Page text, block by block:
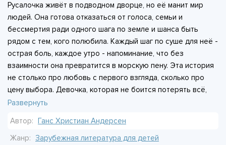
Русалочка живёт в подводном дворце, но её манит мир
людей. Она готова отказаться от голоса, семьи и
бессмертия ради одного шага по земле и шанса быть
рядом с тем, кого полюбила. Каждый шаг по суше для неё -
острая боль, каждое утро - напоминание, что без
взаимности она превратится в морскую пену. Эта история
не столько про любовь с первого взгляда, сколько про
цену выбора. Девочка, которая не боится потерять всё,
даже себя, ради мечты. Акварельные иллюстрации
глубин, и тепло закатов на берегу. В книге нет счастливого
финала в привычном смысле, но есть тишина, в которой
Развернуть
Автор: Ганс Христиан Андерсен
Жанр:
Зарубежная литература для детей